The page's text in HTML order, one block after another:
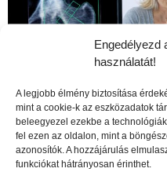
Engedélyezd
használatát!
A legjobb élmény biztosítása
mint a cookie-k az eszközadatok
beleegyezel ezekbe a
fel ezen az oldalon, mint a
azonosítók. A hozzájárulás
funkciókat hátrányosan érinthet.
A